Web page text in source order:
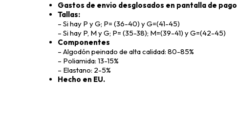
Gastos de envio desglosados en pantalla de pago
Tallas:
– Si hay P y G; P= (36-40) y G=(41-45)
– Si hay P, M y G; P= (35-38); M=(39-41) y G=(42-45)
Componentes
– Algodón peinado de alta calidad: 80-85%
– Poliamida: 13-15%
– Elastano: 2-5%
Hecho en EU.